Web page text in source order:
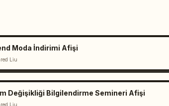
Moda İndirimi Afişi
Liu
Değişikliği Bilgilendirme Semineri Afişi
Liu